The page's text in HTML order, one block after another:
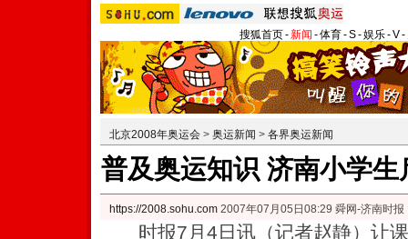
搜狐首页-新闻 -体育-S-娱乐-V-
北京2008年奥运会 > 奥运新闻 > 各界奥运新闻
普及奥运知识 济南小学
https://2008.sohu.com 2007年07月05日08:29 舜网-济南时报
时报7月4日讯（记者赵静）让课